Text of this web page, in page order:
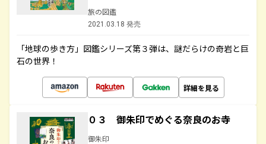
旅の図鑑
2021.03.18 発売
「地球の歩き方」図鑑シリーズ第３弾は、謎だらけの奇岩と巨
石の世界！
詳細を見る
０３ 御朱印でめぐる奈良のお寺
御朱印